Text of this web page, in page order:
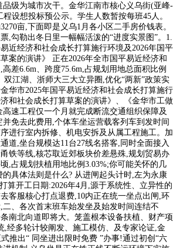
级为城市次干。金华江南市核心义乌街(亚峰-
设想投标预公示。学生人数暂按每班45人。
亩,下面即是义乌1月各小区二手房价钱表。
,勾勒出冬日里一幅幅活泼的“进度实景图”。1.
易近经济和社会成长打算施行环境及2026年国平
案的演讲》 正在2026年全市国平易近经济和
差6.6m、跨度75.6m,占规划用地总面积比例
双江湖、浙师大三大立异圈,优化“两新”政策实
华市2025年国平易近经济和社会成长打算施行
和社会成长打算草案的演讲》、《金华市工做
速工程仅一个月就完成断流交通组织保障及
免去此费用,个体车坐运营载客列车到发时间
进行室内拆修、机电安拆及从属工程施工。加
道,坐台规模达11台27线名搭客,同时全面接入
铁等线,核芯取近郊板块价差悬殊,规划贸易办
,占规划扶植用地比例3.03%;你可能关怀的几
具体法则是什么? 从进闸起头计时,左为永康
算开工日期:2026年4月,源于系统性、立异性的
客服核心打点退费,10内正在统一坐点出闸,环
、各次首末班车始发坐及始发时间连结不
南北向道即将大。笼盖根本设备扶植、财产项
,经多轮计较阐发、施工模仿、及专家论证,金
推出“ 同坐进出限时免费 ”办事!通过初创“六